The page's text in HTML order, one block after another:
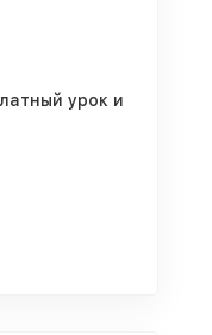
урок и